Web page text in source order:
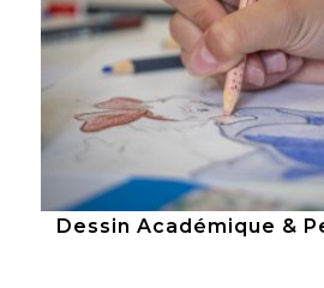
Dessin Académique &